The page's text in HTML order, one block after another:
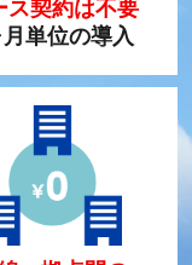
ス契約は不要
月単位の導入